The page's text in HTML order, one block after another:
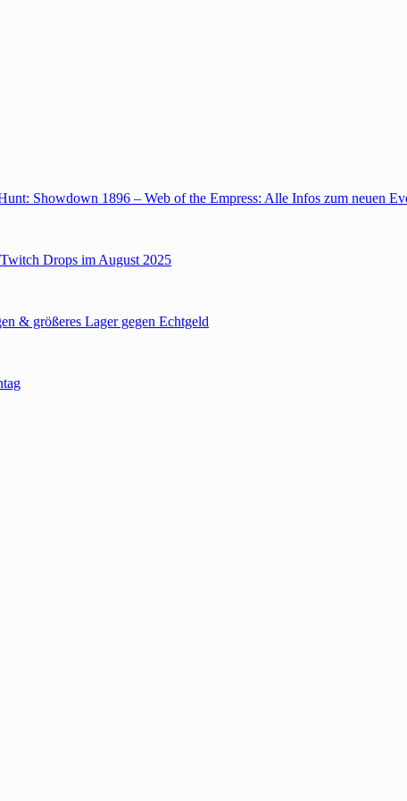
Showdown 1896 – Web of the Empress: Alle Infos zum neuen
Drops im August 2025
& größeres Lager gegen Echtgeld